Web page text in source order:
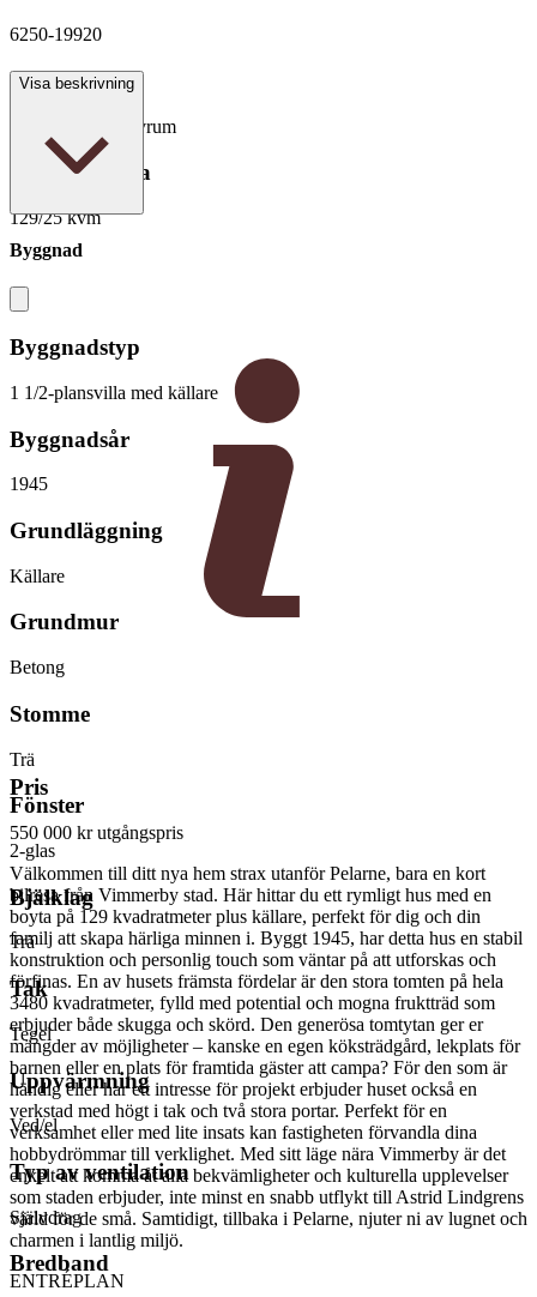
6250-19920
Antal rum
5 rum varav 4 sovrum
Boarea/Biarea
129/25 kvm
Pris
550 000 kr utgångspris
Välkommen till ditt nya hem strax utanför Pelarne, bara en kort
bilresa från Vimmerby stad. Här hittar du ett rymligt hus med en
boyta på 129 kvadratmeter plus källare, perfekt för dig och din
familj att skapa härliga minnen i. Byggt 1945, har detta hus en stabil
konstruktion och personlig touch som väntar på att utforskas och
förfinas. En av husets främsta fördelar är den stora tomten på hela
3480 kvadratmeter, fylld med potential och mogna fruktträd som
erbjuder både skugga och skörd. Den generösa tomtytan ger er
mängder av möjligheter – kanske en egen köksträdgård, lekplats för
barnen eller en plats för framtida gäster att campa? För den som är
händig eller har ett intresse för projekt erbjuder huset också en
verkstad med högt i tak och två stora portar. Perfekt för en
verksamhet eller med lite insats kan fastigheten förvandla dina
hobbydrömmar till verklighet. Med sitt läge nära Vimmerby är det
enkelt att komma åt alla bekvämligheter och kulturella upplevelser
som staden erbjuder, inte minst en snabb utflykt till Astrid Lindgrens
värld för de små. Samtidigt, tillbaka i Pelarne, njuter ni av lugnet och
charmen i lantlig miljö.
ENTRÉPLAN
Visa beskrivning
Byggnad
Byggnadstyp
1 1/2-plansvilla med källare
Byggnadsår
1945
Grundläggning
Källare
Grundmur
Betong
Stomme
Trä
Fönster
2-glas
Bjälklag
Trä
Tak
Tegel
Uppvärmning
Ved/el
Typ av ventilation
Självdrag
Bredband